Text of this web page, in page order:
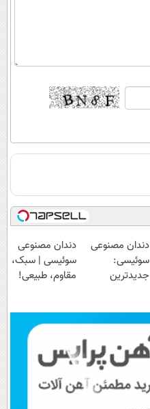
دندان مصنوعی
سوئیسی:
جدیدترین
پرداخت قسطی
دندان مصنوعی
سوئیسی | سبک،
مقاوم، طبیعی!
اقساطی😍